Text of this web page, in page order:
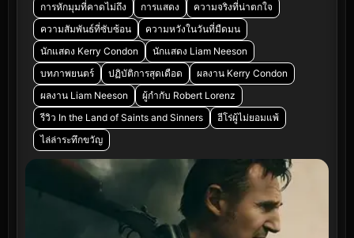
การหักมุมที่คาดไม่ถึง
การแสดง
ความจริงที่น่าตกใจ
ความสัมพันธ์ที่ซับซ้อน
ความหวังในวันที่มืดมน
นักแสดง Kerry Condon
นักแสดง Liam Neeson
บทภาพยนตร์
ปฏิบัติการสุดเดือด
ผลงาน Kerry Condon
ผลงาน Liam Neeson
ผู้กำกับ Robert Lorenz
รีวิว In the Land of Saints and Sinners
ฮีโร่ผู้ไม่ยอมแพ้
ไล่ล่าระทึกขวัญ